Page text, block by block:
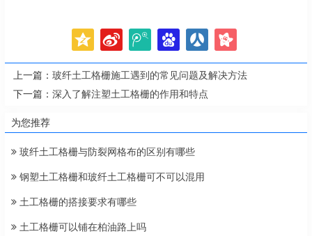
上一篇： 玻纤土工格栅施工遇到的常见问题及解决方法
下一篇： 深入了解注塑土工格栅的作用和特点
为您推荐
玻纤土工格栅与防裂网格布的区别有哪些
钢塑土工格栅和玻纤土工格栅可不可以混用
土工格栅的搭接要求有哪些
土工格栅可以铺在柏油路上吗